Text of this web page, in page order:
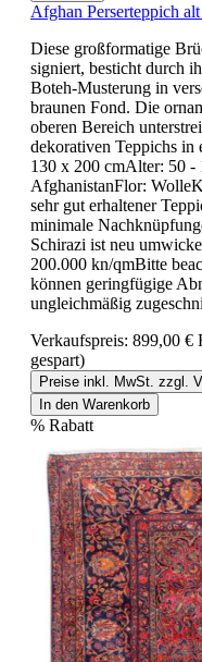
Afghan Perserteppich
Diese großformatige
signiert, besticht durch
Boteh-Musterung in
braunen Fond. Die
oberen Bereich
dekorativen Teppichs in
130 x 200 cmAlter: 50 -
AfghanistanFlor:
sehr gut erhaltener
minimale
Schirazi ist neu
200.000 kn/qmBitte
können geringfügige
ungleichmäßig
Verkaufspreis: 899,00 €
gespart)
Preise inkl. MwSt. zzgl.
In den Warenkorb
% Rabatt